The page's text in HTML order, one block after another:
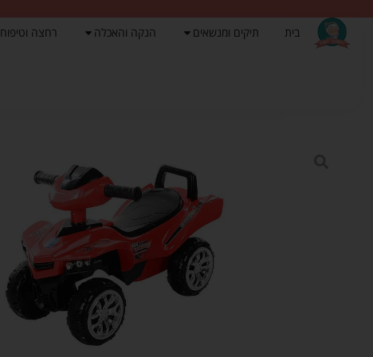
בית תיקים ומנשאים הנקה והאכלה רחצה וטיפוח